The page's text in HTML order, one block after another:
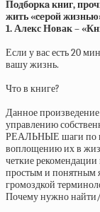
Пoдбopкa книг,
жить «cepoй
1. Алекс Новак –
Если у вас есть 20
вашу жизнь.
Что в книге?
Данное
управлению
РЕАЛЬНЫЕ шаги по
воплощению их в
четкие
простым и понятным
громоздкой
Почему нужно найти/